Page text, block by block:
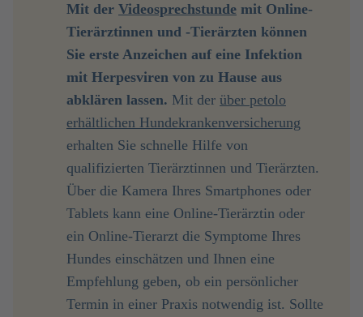
Mit der Videosprechstunde mit Online-
Tierärztinnen und -Tierärzten können
Sie erste Anzeichen auf eine Infektion
mit Herpesviren von zu Hause aus
abklären lassen. Mit der über petolo
erhältlichen Hundekrankenversicherung
erhalten Sie schnelle Hilfe von
qualifizierten Tierärztinnen und Tierärzten.
Über die Kamera Ihres Smartphones oder
Tablets kann eine Online-Tierärztin oder
ein Online-Tierarzt die Symptome Ihres
Hundes einschätzen und Ihnen eine
Empfehlung geben, ob ein persönlicher
Termin in einer Praxis notwendig ist. Sollte